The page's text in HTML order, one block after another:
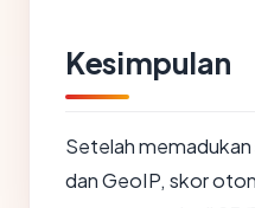
Kesimpulan
Setelah memadukan
dan GeoIP, skor